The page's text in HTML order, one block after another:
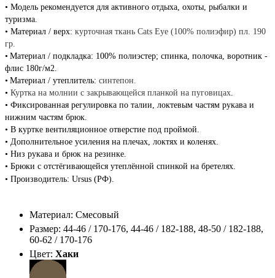
• Модель рекомендуется для активного отдыха, охоты, рыбалки и
туризма.
• Материал / верх: курточная ткань Cats Eye (100% полиэфир) пл. 190
гр.
• Материал / подкладка: 100% полиэстер; спинка, полочка, воротник -
флис 180г/м2.
• Материал / утеплитель: синтепон.
• Куртка на молнии с закрывающейся планкой на пуговицах
• Фиксированная регулировка по талии, локтевым частям рукава и
нижним частям брюк.
• В куртке вентиляционное отверстие под проймой.
• Дополнительное усиления на плечах, локтях и коленях.
• Низ рукава и брюк на резинке.
• Брюки с отстёгивающейся утеплённой спинкой на бретелях.
• Производитель: Ursus (РФ).
Материал: Смесовый
Размер: 44-46 / 170-176, 44-46 / 182-188, 48-50 / 182-188,
60-62 / 170-176
Цвет: Хаки